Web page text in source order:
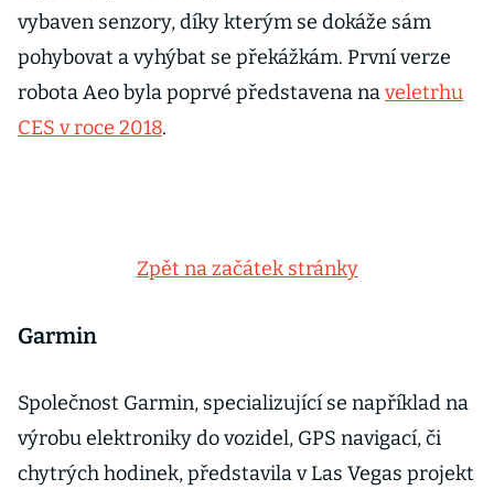
vybaven senzory, díky kterým se dokáže sám
pohybovat a vyhýbat se překážkám. První verze
robota Aeo byla poprvé představena naveletrhu
CES v roce 2018.
Zpět na začátek stránky
Garmin
Společnost Garmin, specializující se například na
výrobu elektroniky do vozidel, GPS navigací, či
chytrých hodinek, představila v Las Vegas projekt